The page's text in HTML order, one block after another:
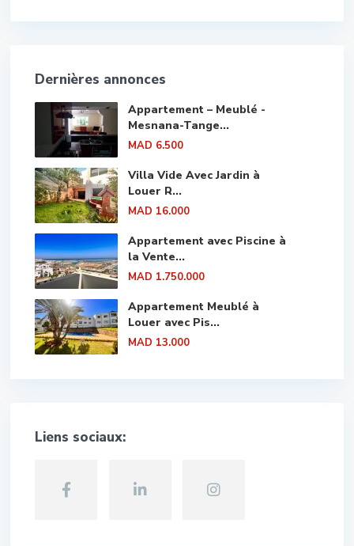
Dernières annonces
Appartement – Meublé -
Mesnana-Tange...
MAD 6.500
Villa Vide Avec Jardin à
Louer R...
MAD 16.000
Appartement avec Piscine à
la Vente...
MAD 1.750.000
Appartement Meublé à
Louer avec Pis...
MAD 13.000
Liens sociaux: